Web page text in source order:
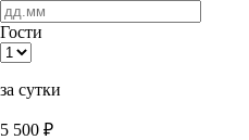
Гости
за сутки
5 500 ₽